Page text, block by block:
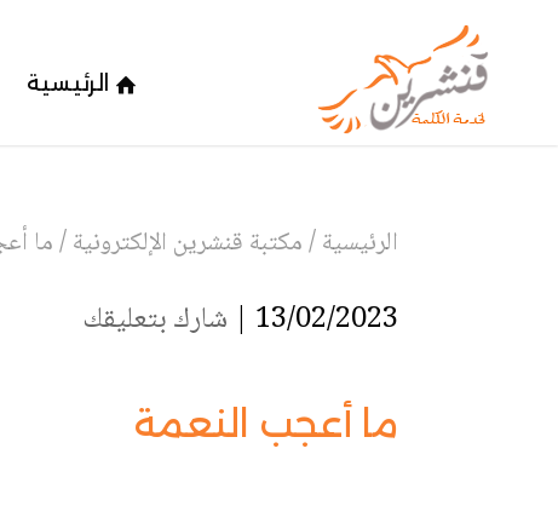
الرئيسية
الرئيسية/مكتبة قنشرين الإلكترونية/ما
13/02/2023 | شارك بتعليقك
ما أعجب النعمة